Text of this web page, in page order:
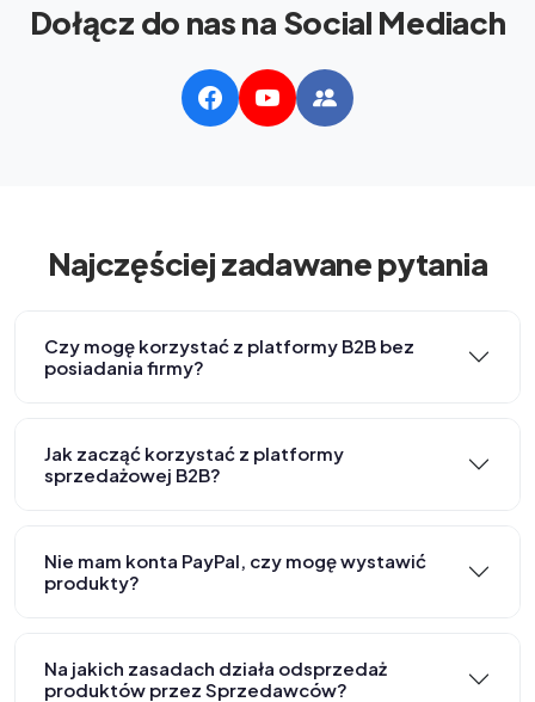
Dołącz do nas na Social Mediach
Najczęściej zadawane pytania
Czy mogę korzystać z platformy B2B bez
posiadania firmy?
Jak zacząć korzystać z platformy
sprzedażowej B2B?
Nie mam konta PayPal, czy mogę wystawić
produkty?
Na jakich zasadach działa odsprzedaż
produktów przez Sprzedawców?